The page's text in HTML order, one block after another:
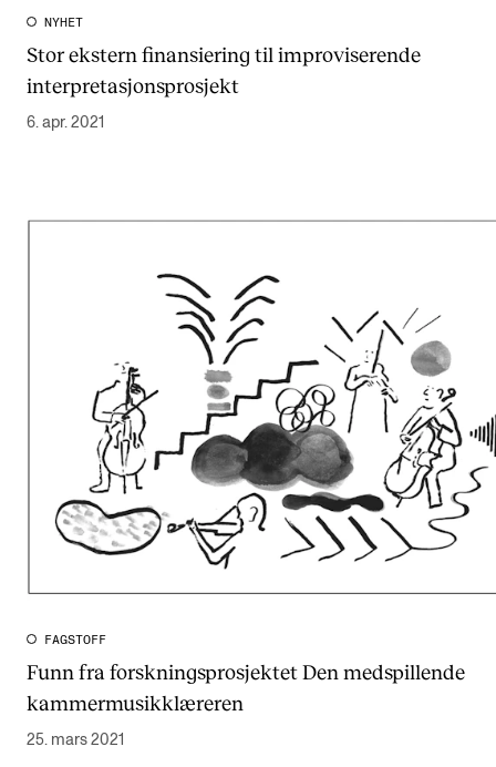
NYHET
Stor ekstern finansiering til improviserende
interpretasjonsprosjekt
6. apr. 2021
FAGSTOFF
Funn fra forskningsprosjektet Den medspillende
kammermusikklæreren
25. mars 2021